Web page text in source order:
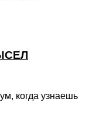
когда узнаешь